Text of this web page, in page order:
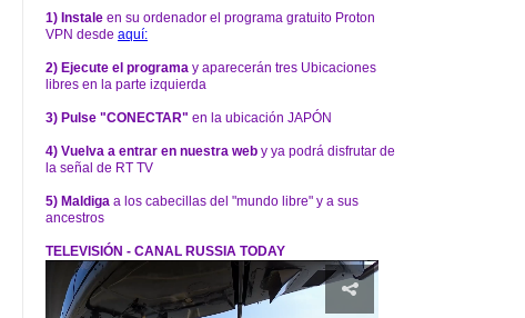
1) Instale en su ordenador el programa gratuito Proton
VPN desde aquí:
2) Ejecute el programa y aparecerán tres Ubicaciones
libres en la parte izquierda
3) Pulse "CONECTAR" en la ubicación JAPÓN
4) Vuelva a entrar en nuestra web y ya podrá disfrutar de
la señal de RT TV
5) Maldiga a los cabecillas del "mundo libre" y a sus
ancestros
TELEVISIÓN - CANAL RUSSIA TODAY